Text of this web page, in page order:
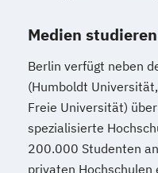
Medien
Berlin verfügt neben
(Humboldt
Freie Universität)
spezialisierte
200.000 Studenten
privaten Hochschulen